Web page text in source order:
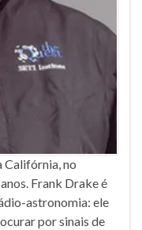
Califórnia, no
Frank Drake é
astronomia: ele
por sinais de